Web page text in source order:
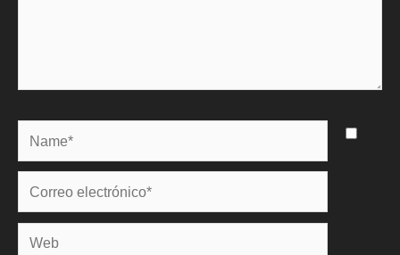
Name*
Correo
electrónico*
Web